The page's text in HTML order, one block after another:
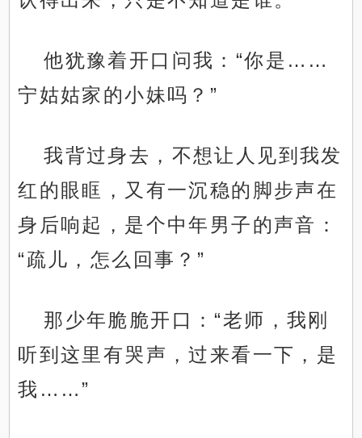
他犹豫着开口问我：“你是……
宁姑姑家的小妹吗？”
我背过身去，不想让人见到我发
红的眼眶，又有一沉稳的脚步声在
身后响起，是个中年男子的声音：
“疏儿，怎么回事？”
那少年脆脆开口：“老师，我刚
听到这里有哭声，过来看一下，是
我……”